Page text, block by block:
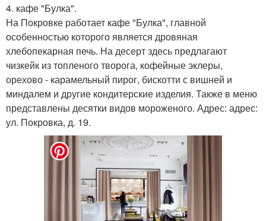
4. кафе "Булка".
На Покровке работает кафе "Булка", главной
особенностью которого является дровяная
хлебопекарная печь. На десерт здесь предлагают
чизкейк из топленого творога, кофейные эклеры,
орехово - карамельный пирог, бискотти с вишней и
миндалем и другие кондитерские изделия. Также в меню
представлены десятки видов мороженого. Адрес: адрес:
ул. Покровка, д. 19.